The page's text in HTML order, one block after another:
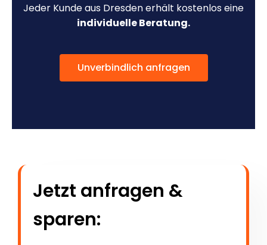
Jeder Kunde aus Dresden erhält kostenlos eine
individuelle Beratung.
Unverbindlich anfragen
Jetzt anfragen &
sparen: